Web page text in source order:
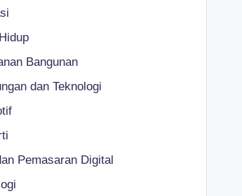
Bangunan
dan Teknologi
Pemasaran Digital